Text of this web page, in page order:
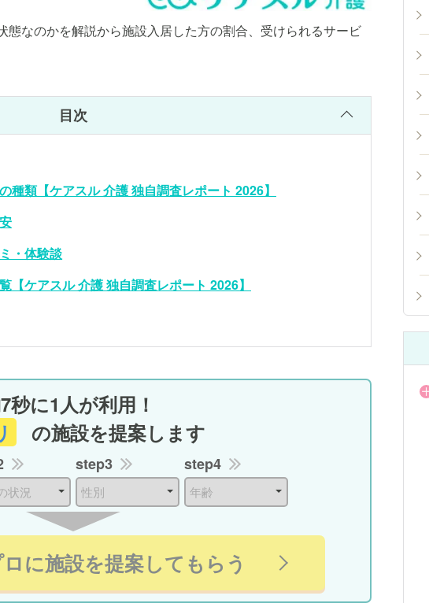
態なのかを解説から施設入居した方の割合、受けられるサービ
目次
種類【ケアスル 介護 独自調査レポート 2026】
・体験談
【ケアスル 介護 独自調査レポート 2026】
秒に1人が利用！
の施設を提案します
step3 step4
に施設を提案してもらう